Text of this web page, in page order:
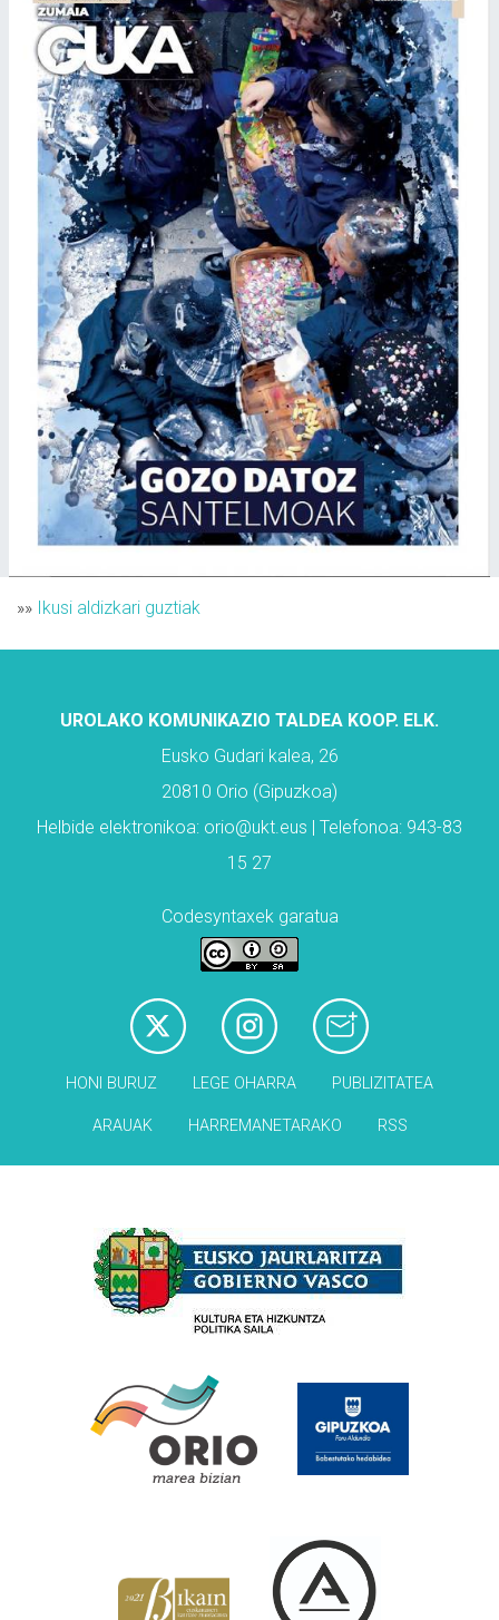
»» Ikusi aldizkari guztiak
UROLAKO KOMUNIKAZIO TALDEA KOOP. ELK.
Eusko Gudari kalea, 26
20810 Orio (Gipuzkoa)
Helbide elektronikoa: orio@ukt.eus | Telefonoa: 943-83
15 27
Codesyntaxek garatua
HONI BURUZ LEGE OHARRA PUBLIZITATEA
ARAUAK HARREMANETARAKO RSS